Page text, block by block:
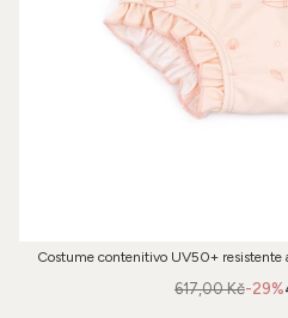
Costume contenitivo UV50+ resistente
-29%
617,00 Kč